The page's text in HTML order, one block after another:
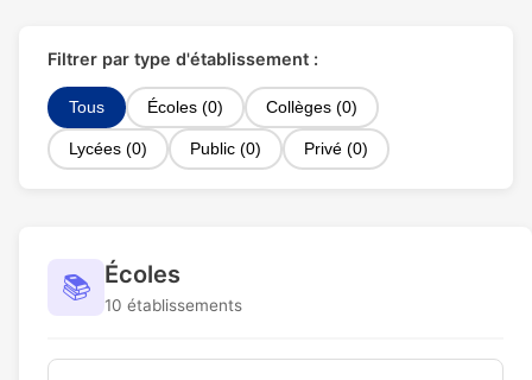
Filtrer par type d'établissement :
Tous Écoles (0) Collèges (0)
Lycées (0) Public (0) Privé (0)
📚 Écoles
10 établissements